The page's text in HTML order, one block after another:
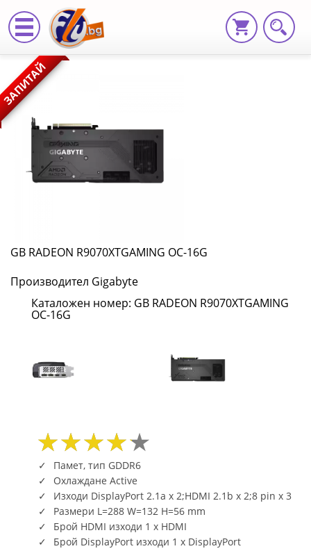
GB
RADEON
R9070XTGAMING
OC-
16G
R9070XTGAMING
OC-
16G
Fly.bg
ЗАПИТАЙ
GB RADEON R9070XTGAMING OC-16G
Производител Gigabyte
Каталожен номер: GB RADEON R9070XTGAMING
OC-16G
Памет, тип GDDR6
Охлаждане Active
Изходи DisplayPort 2.1a x 2;HDMI 2.1b x 2;8 pin x 3
Размери L=288 W=132 H=56 mm
Брой HDMI изходи 1 x HDMI
Брой DisplayPort изходи 1 x DisplayPort